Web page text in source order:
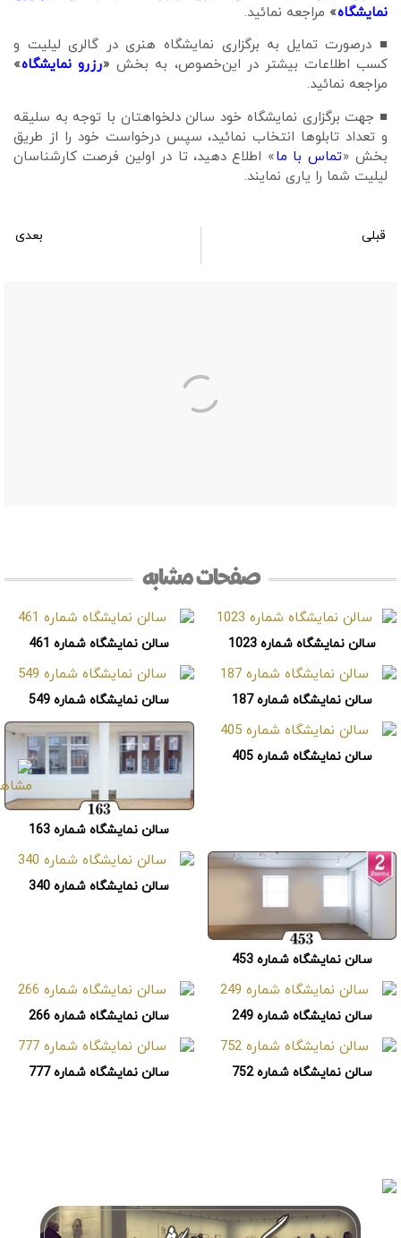
نمایشگاه» مراجعه نمائید.
■ درصورت تمایل به برگزاری نمایشگاه هنری در گالری لیلیت و
کسب اطلاعات بیشتر در این‌خصوص، به بخش «رزرو نمایشگاه»
مراجعه نمائيد.
■ جهت برگزاری نمایشگاه خود سالن دلخواهتان با توجه به سلیقه
و تعداد تابلوها انتخاب نمائید، سپس درخواست خود را از طریق
بخش «تماس با ما» اطلاع دهید، تا در اولین فرصت کارشناسان
لیلیت شما را یاری نمایند.
قبلی
بعدی
صفحات مشابه
سالن نمایشگاه شماره 1023 سالن نمایشگاه شماره 461
سالن نمایشگاه شماره 187 سالن نمایشگاه شماره 549
سالن نمایشگاه شماره 405
سالن نمایشگاه شماره 163
سالن نمایشگاه شماره 453
سالن نمایشگاه شماره 340
سالن نمایشگاه شماره 249 سالن نمایشگاه شماره 266
سالن نمایشگاه شماره 752 سالن نمایشگاه شماره 777